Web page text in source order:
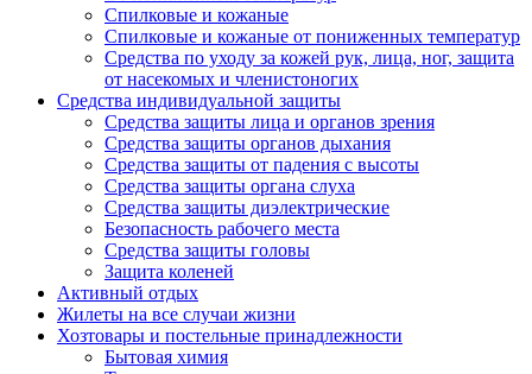
Спилковые и кожаные
Спилковые и кожаные от пониженных температур
Средства по уходу за кожей рук, лица, ног, защита
от насекомых и членистоногих
Средства индивидуальной защиты
Средства защиты лица и органов зрения
Средства защиты органов дыхания
Средства защиты от падения с высоты
Средства защиты органа слуха
Средства защиты диэлектрические
Безопасность рабочего места
Средства защиты головы
Защита коленей
Активный отдых
Жилеты на все случаи жизни
Хозтовары и постельные принадлежности
Бытовая химия